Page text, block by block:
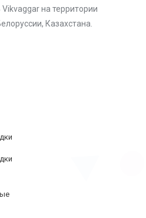
Vikvaggar на территории
Казахстана.